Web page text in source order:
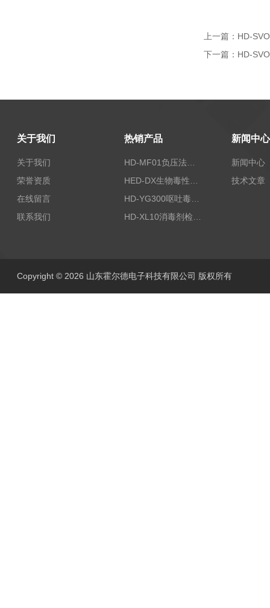
上一篇： HD-
下一篇： HD-
关于我们
关于我们
荣誉资质
在线留言
联系我们
热销产品
HD-MF01负压法密封性测试仪
新闻中心
新闻中心
技术文章
Copyright © 2026 山东霍尔德电子科技有限公司 版权所有